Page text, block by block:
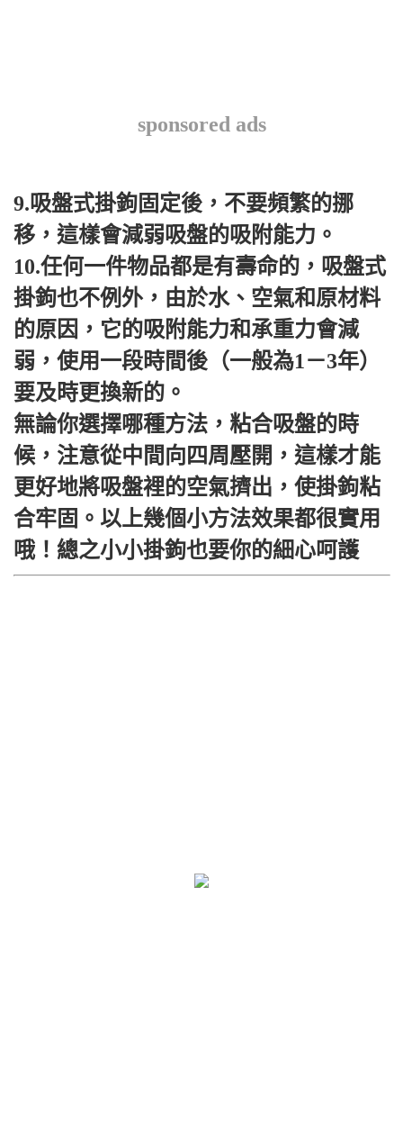
sponsored ads
9.吸盤式掛鉤固定後，不要頻繁的挪
移，這樣會減弱吸盤的吸附能力。
10.任何一件物品都是有壽命的，吸盤式
掛鉤也不例外，由於水、空氣和原材料
的原因，它的吸附能力和承重力會減
弱，使用一段時間後（一般為1－3年）
要及時更換新的。
無論你選擇哪種方法，粘合吸盤的時
候，注意從中間向四周壓開，這樣才能
更好地將吸盤裡的空氣擠出，使掛鉤粘
合牢固。以上幾個小方法效果都很實用
哦！總之小小掛鉤也要你的細心呵護